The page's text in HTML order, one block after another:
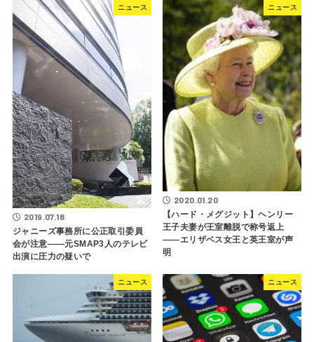
ニュース
2019.07.18
ジャニーズ事務所に公正取引委員
会が注意――元SMAP3人のテレビ
出演に圧力の疑いで
ニュース
2020.01.20
【ハード・メグジット】ヘンリー
王子夫妻が王室離脱で称号返上
――エリザベス女王と英王室が声
明
ニュース ニュース